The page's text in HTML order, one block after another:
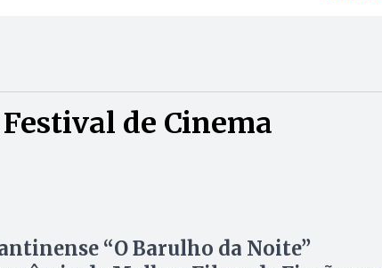
de Cinema
“O Barulho da Noite”